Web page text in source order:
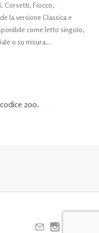
Corsetti, Fiocco,
la versione Classica e
come letto singolo,
o su misura….
200.